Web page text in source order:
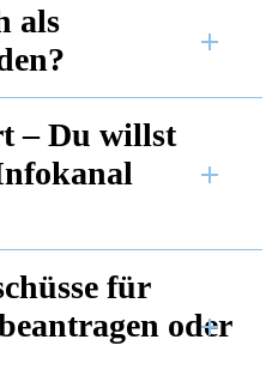
als
– Du willst
für
oder